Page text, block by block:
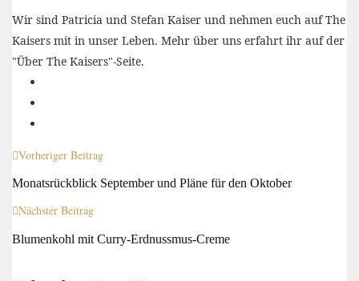
Wir sind Patricia und Stefan Kaiser und nehmen euch auf The
Kaisers mit in unser Leben. Mehr über uns erfahrt ihr auf der
"Über The Kaisers"-Seite.
Vorheriger Beitrag
Monatsrückblick September und Pläne für den Oktober
Nächster Beitrag
Blumenkohl mit Curry-Erdnussmus-Creme